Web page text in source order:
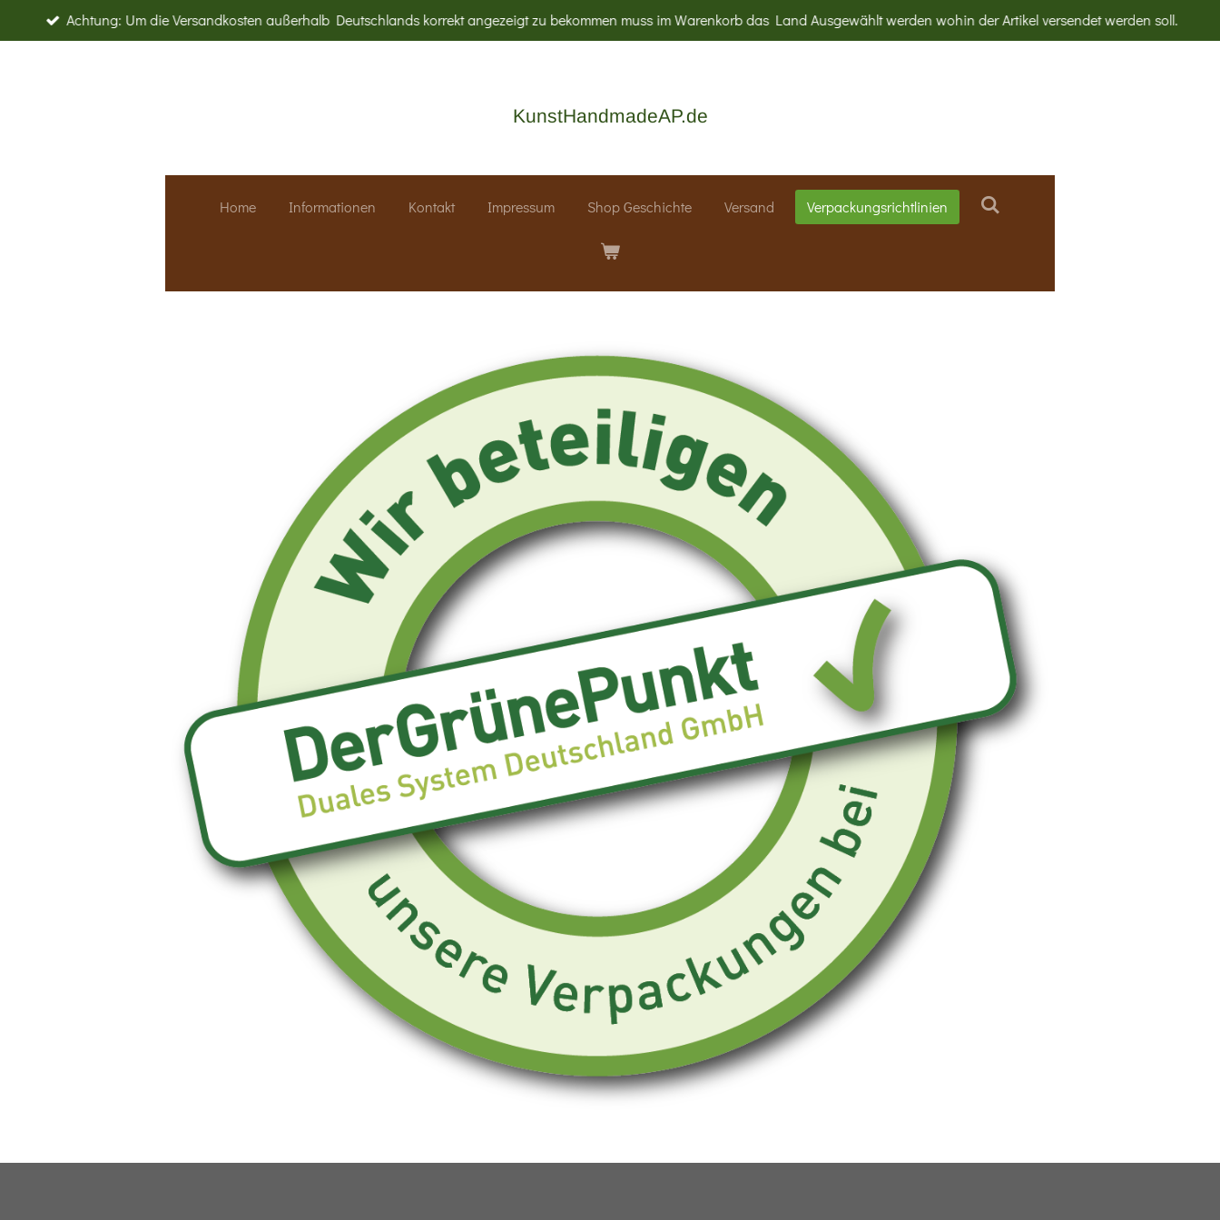
Hauptinhalt
Achtung: Um die Versandkosten außerhalb Deutschlands korrekt angezeigt zu bekommen muss im Warenkorb das Land Ausgewählt werden wohin der Artikel versendet werden soll.
KunstHandmadeAP.de
Home Informationen Kontakt Impressum Shop Geschichte Versand Verpackungsrichtlinien